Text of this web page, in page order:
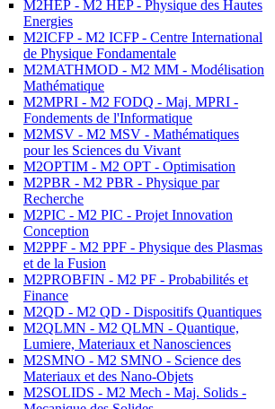
M2HEP - M2 HEP - Physique des Hautes
Energies
M2ICFP - M2 ICFP - Centre International
de Physique Fondamentale
M2MATHMOD - M2 MM - Modélisation
Mathématique
M2MPRI - M2 FODQ - Maj. MPRI -
Fondements de l'Informatique
M2MSV - M2 MSV - Mathématiques
pour les Sciences du Vivant
M2OPTIM - M2 OPT - Optimisation
M2PBR - M2 PBR - Physique par
Recherche
M2PIC - M2 PIC - Projet Innovation
Conception
M2PPF - M2 PPF - Physique des Plasmas
et de la Fusion
M2PROBFIN - M2 PF - Probabilités et
Finance
M2QD - M2 QD - Dispositifs Quantiques
M2QLMN - M2 QLMN - Quantique,
Lumiere, Materiaux et Nanosciences
M2SMNO - M2 SMNO - Science des
Materiaux et des Nano-Objets
M2SOLIDS - M2 Mech - Maj. Solids -